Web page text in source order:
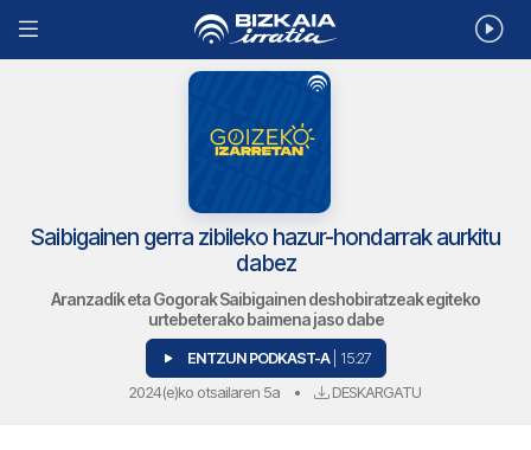
Saibigainen gerra zibileko hazur-hondarrak aurkitu
dabez
Aranzadik eta Gogorak Saibigainen deshobiratzeak egiteko
urtebeterako baimena jaso dabe
ENTZUN PODKAST-A | 15:27
2024(e)ko otsailaren 5a • DESKARGATU